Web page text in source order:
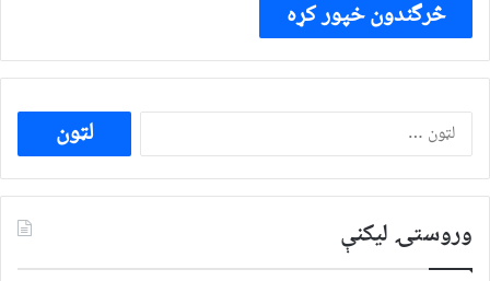
ددی
لپاره
لټون:
وروستۍ ليکنې